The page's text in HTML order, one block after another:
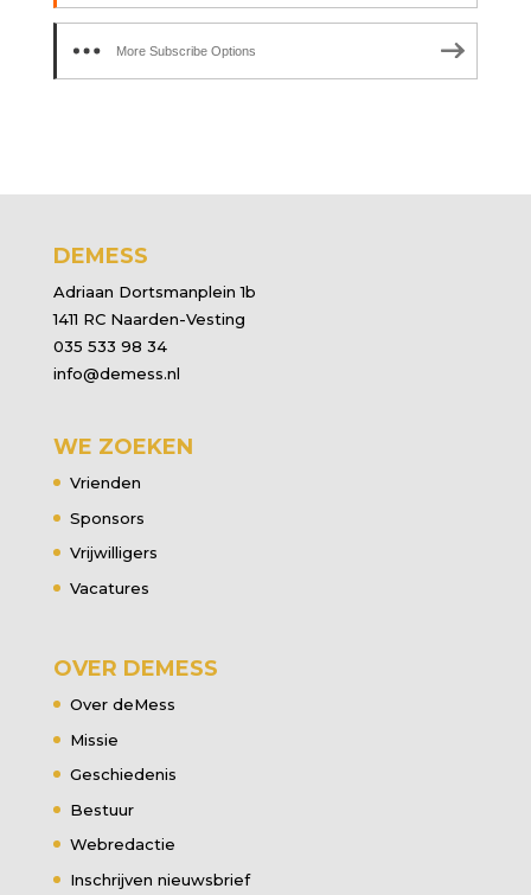
More Subscribe Options
DEMESS
Adriaan Dortsmanplein 1b
1411 RC Naarden-Vesting
035 533 98 34
info@demess.nl
WE ZOEKEN
Vrienden
Sponsors
Vrijwilligers
Vacatures
OVER DEMESS
Over deMess
Missie
Geschiedenis
Bestuur
Webredactie
Inschrijven nieuwsbrief